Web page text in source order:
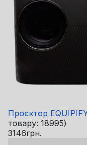
Проєктор
товару: 18995)
3146грн.